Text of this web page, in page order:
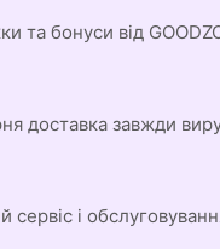
та бонуси від
доставка завжди
сервіс і